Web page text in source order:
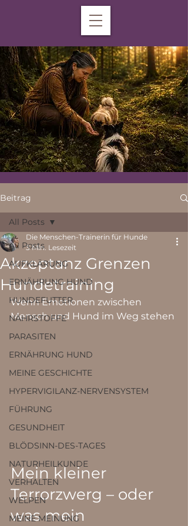
Beitrag
All Posts
AUFKLÄRUNG
ERNÄHRUNG HUND
HUNDEFUTTER
NÄHRSTOFFE
PARASITEN
ERNÄHRUNG HUND
MEINE GESCHICHTE
HYPERVIGILANZ-NERVENSYSTEM
FÜHRUNG
GESUNDHEIT
BLÖDSINN-DES-TAGES
NATURHEILKUNDE
VERHALTEN
WELPEN
MEINE MEINUNG
All Posts
Akzeptanz Grenzen
Hundetraining
Die Menschen-Trainerin für Hunde
3 Min. Lesezeit
Wenn Emotionen zwischen
Mensch und Hund im Weg stehen
Mein kleiner
Terrorzwerg – oder
was mein